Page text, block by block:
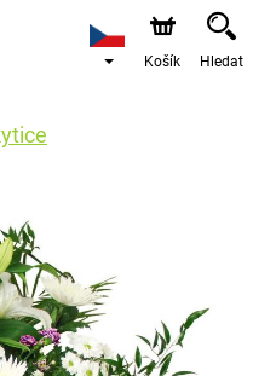
Košík Hledat